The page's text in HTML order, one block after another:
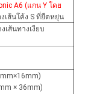
A6 (แกน Y โดย
เส้นโค้ง S ที่ยืดหยุ่น
เส้นทางเงียบ
× 36mm)